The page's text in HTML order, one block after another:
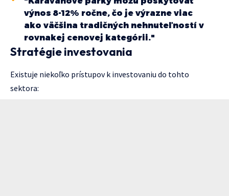
výnos 8-12% ročne, čo je výrazne viac
ako väčšina tradičných nehnuteľností v
rovnakej cenovej kategórii."
Stratégie investovania
Existuje niekoľko prístupov k investovaniu do tohto
sektora: